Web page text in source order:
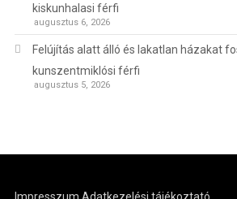
kiskunhalasi férfi
augusztus 6, 2026
Felújítás alatt álló és lakatlan házakat
kunszentmiklósi férfi
augusztus 5, 2026
Impresszum Adatkezelési tájékoztató